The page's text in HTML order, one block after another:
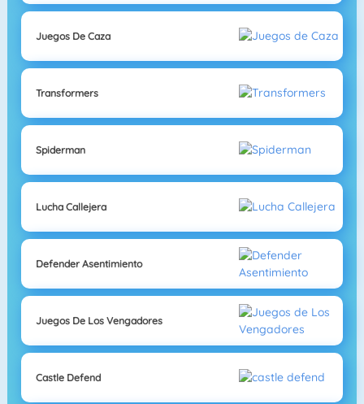
Juegos De Caza
Transformers
Spiderman
Lucha Callejera
Defender Asentimiento
Juegos De Los Vengadores
Castle Defend